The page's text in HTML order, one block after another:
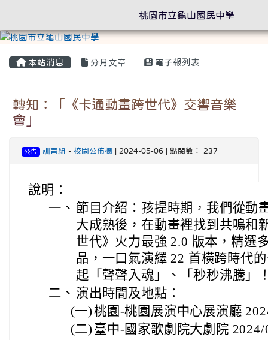
本站消息 分月文章 電子報列表
轉知：「《卡通動畫跨世代》交響音樂
會」
公告 訓育組 - 校園公佈欄 | 2024-05-06 | 點閱數： 237
說明：
一、 節目介紹：孩提時期，我們從動
大成熟後，在動畫裡找到共鳴和
世代》火力最強 2.0 版本，精選
品，一口氣演繹 22 首橫跨時代
起「聲聲入魂」、「秒秒沸騰」
二、 演出時間及地點：
(一)桃園-桃園展演中心展演廳
(二) 臺中-國家歌劇院大劇院
桃園市立龜山國民中學